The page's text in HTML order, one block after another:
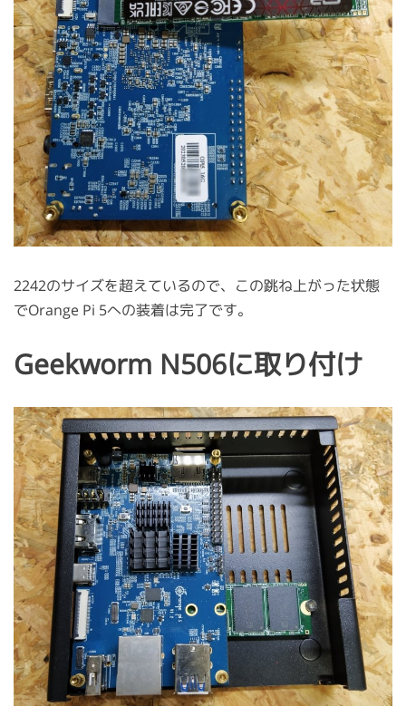
2242のサイズを超えているので、この跳ね上がった状態
でOrange Pi 5への装着は完了です。
Geekworm N506に取り付け